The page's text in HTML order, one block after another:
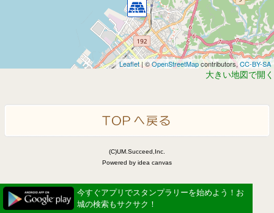
Leaflet | ©OpenStreetMapcontributors,CC-BY-SA
大きい地図で開く
(C)UM.Succeed,Inc.
Powered by idea canvas
今すぐアプリでスタンプラリーを始めよう！お
城の検索もサクサク！